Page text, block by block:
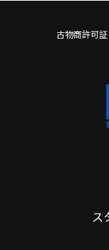
古物商許可
ス